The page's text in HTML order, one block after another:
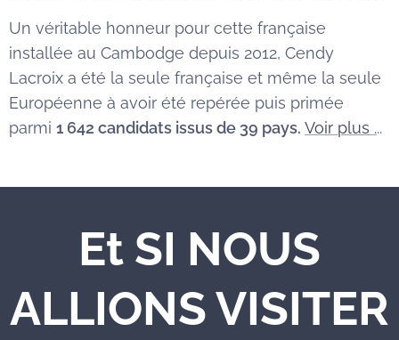
Un véritable honneur pour cette française
installée au Cambodge depuis 2012, Cendy
Lacroix a été la seule française et même la seule
Européenne à avoir été repérée puis primée
parmi 1 642 candidats issus de 39 pays. Voir plus ...
Et SI NOUS
ALLIONS VISITER